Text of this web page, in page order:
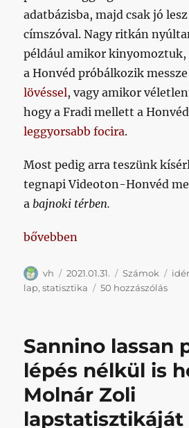
adatbázisba, majd csak jó
címszóval. Nagy ritkán
például amikor kinyomoztuk,
a Honvéd próbálkozik
lövéssel, vagy amikor
hogy a Fradi mellett a
leggyorsabb focira.
Most pedig arra teszünk
tegnapi Videoton-Honvéd
a bajnoki térben.
„Sok szempontból nem egy
bővebben
Szerző
vh Közzétéve
2021.01.31. Kategória
Számok
lap,statisztika 50 hozzászólásSok
Sannino lassan
lépés nélkül is
Molnár Zoli
lapstatisztikáját